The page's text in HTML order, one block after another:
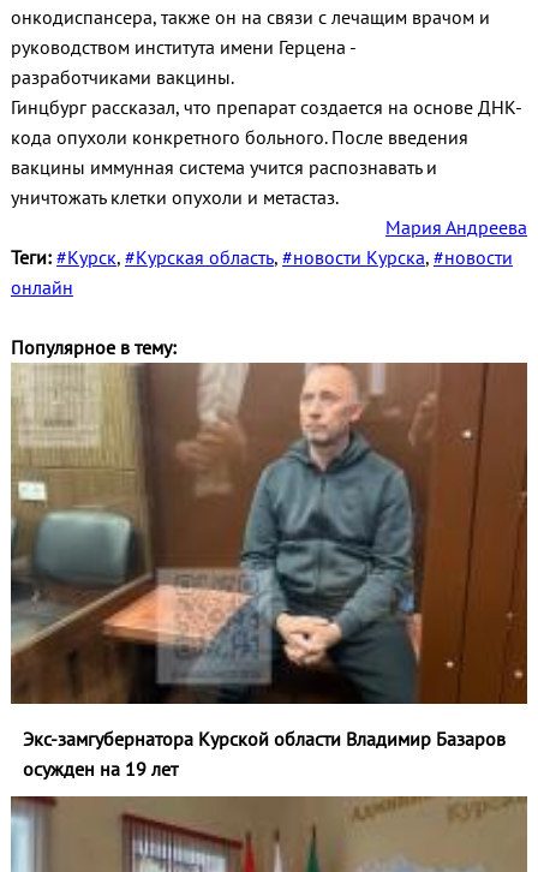
онкодиспансера, также он на связи с лечащим врачом и
руководством института имени Герцена -
разработчиками вакцины.
Гинцбург рассказал, что препарат создается на основе ДНК-
кода опухоли конкретного больного. После введения
вакцины иммунная система учится распознавать и
уничтожать клетки опухоли и метастаз.
Мария Андреева
Теги: #Курск, #Курская область, #новости Курска, #новости
онлайн
Популярное в тему:
Экс-замгубернатора Курской области Владимир Базаров
осужден на 19 лет